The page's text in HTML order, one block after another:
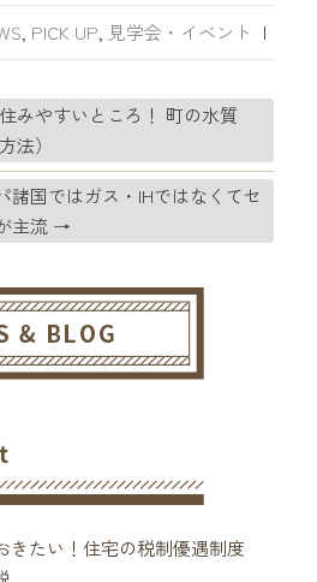
PICK UP 見学会・イベント |
みやすいところ！ 町の水質
法）
諸国ではガス・IHではなくてセ
主流 →
きたい！住宅の税制優遇制度